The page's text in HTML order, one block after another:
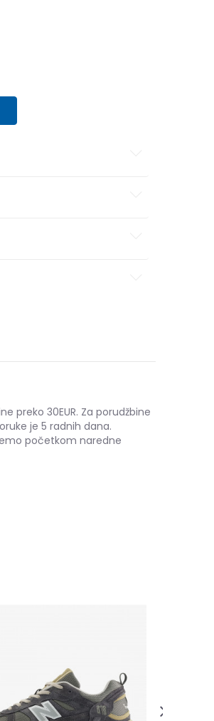
preko 30EUR. Za porudžbine
je 5 radnih dana.
početkom naredne
38,50